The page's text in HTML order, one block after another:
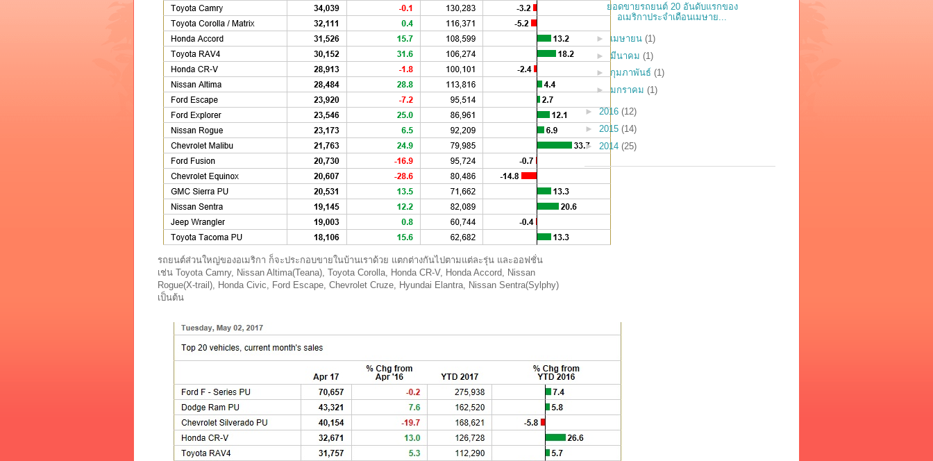
รถยนต์ส่วนใหญ่ของอเมริกา ก็จะประกอบขายในบ้านเราด้วย แตกต่างกันไปตามแต่ละรุ่น และออฟชั่น
เช่น Toyota Camry, Nissan Altima(Teana), Toyota Corolla, Honda CR-V, Honda Accord, Nissan
Rogue(X-trail), Honda Civic, Ford Escape, Chevrolet Cruze, Hyundai Elantra, Nissan Sentra(Sylphy)
เป็นต้น
ยอดขายรถยนต์ 20 อันดับแรกของ
อเมริกาประจำเดือนเมษาย...
► เมษายน (1)
► มีนาคม (1)
► กุมภาพันธ์ (1)
►มกราคม (1)
► 2016 (12)
► 2015 (14)
► 2014 (25)